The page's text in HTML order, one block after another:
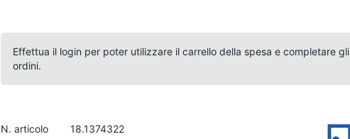
Effettua il login per poter utilizzare il carrello della spesa e completare gli
ordini.
N. articolo
18.1374322